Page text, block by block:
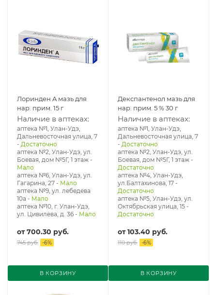
Лоринден A мазь для
нар. прим. 15 г
Наличие в аптеках:
аптека №1, Улан-Удэ,
Дальневосточная улица, 7
- Достаточно
аптека №2, Улан-Удэ, ул.
Боевая, дом №5Г, 1 этаж -
Мало
аптека №6, Улан-Удэ, ул.
Гагарина, 27 - Мало
аптека №9, ул. лебедева
10а - Мало
аптека №10, г. Улан-Удэ,
ул. Цивилева, д. 36 - Мало
от700.30 руб.
745 руб. -6%
В КОРЗИНУ
Декспантенол мазь для
нар. прим. 5 % 30 г
Наличие в аптеках:
аптека №1, Улан-Удэ,
Дальневосточная улица, 7
- Достаточно
аптека №2, Улан-Удэ, ул.
Боевая, дом №5Г, 1 этаж -
Достаточно
аптека №4, Улан-Удэ,
ул.Балтахинова, 17 -
Достаточно
аптека №5, Улан-Удэ, ул. ​
Октябрьская улица, 15 -
Достаточно
от103.40 руб.
110 руб. -6%
В КОРЗИНУ